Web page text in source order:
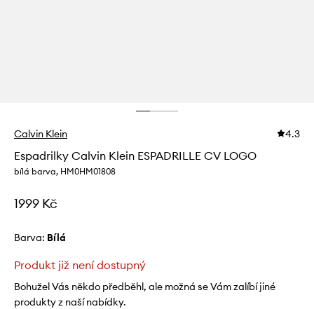
Calvin Klein 4.3
Espadrilky Calvin Klein ESPADRILLE CV LOGO
bílá barva, HM0HM01808
1999 Kč
Barva: bílá
Produkt již není dostupný
Bohužel Vás někdo předběhl, ale možná se Vám zalíbí jiné
produkty z naší nabídky.